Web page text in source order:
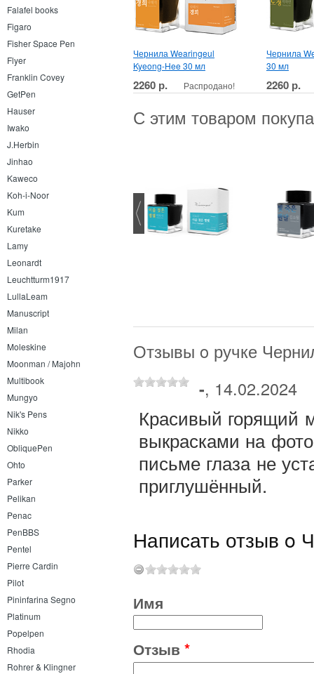
Falafel books
Figaro
Fisher Space Pen
Flyer
Franklin Covey
GetPen
Hauser
Iwako
J.Herbin
Jinhao
Kaweco
Koh-i-Noor
Kum
Kuretake
Lamy
Leonardt
Leuchtturm1917
LullaLeam
Manuscript
Milan
Moleskine
Moonman / Majohn
Multibook
Mungyo
Nik's Pens
Nikko
ObliquePen
Ohto
Parker
Pelikan
Penac
PenBBS
Pentel
Pierre Cardin
Pilot
Pininfarina Segno
Platinum
Popelpen
Rhodia
Rohrer & Klingner
Чернила Wearingeul
Kyeong-Hee 30 мл
2260 р. Распродано!
Чернила
30 мл
2260 р.
С этим товаром
Parker Jotter XL Matte Blue
Отзывы o ручке
-, 14.02.2024
Красивый горящий
выкрасками на
письме глаза не
приглушённый.
Написать отзыв o
Имя
Отзыв *